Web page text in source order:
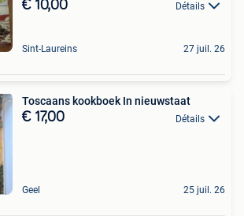
€ 10,00 Détails
Sint-Laureins 27 juil. 26
Toscaans kookboek In nieuwstaat
€ 17,00 Détails
Geel 25 juil. 26